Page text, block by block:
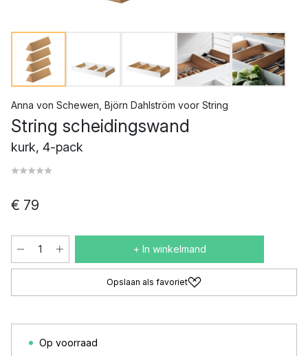
Anna von Schewen Björn Dahlström voor String
String scheidingswand
kurk, 4-pack
€ 79
+ In winkelmand
Opslaan als favoriet
Op voorraad